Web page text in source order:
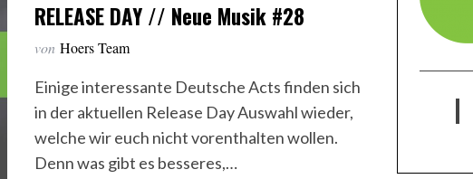
RELEASE DAY // Neue Musik #28
von Hoers Team
Einige interessante Deutsche Acts finden sich
in der aktuellen Release Day Auswahl wieder,
welche wir euch nicht vorenthalten wollen.
Denn was gibt es besseres,…